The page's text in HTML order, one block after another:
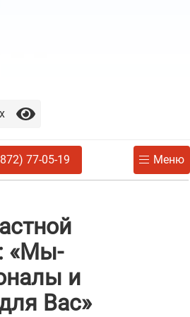
77-05-19 Меню
«Мы-
и
Вас»